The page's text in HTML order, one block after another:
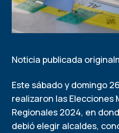
Noticia publicada
Este sábado y domingo
realizaron las Elecciones
Regionales 2024, en
debió elegir alcaldes,